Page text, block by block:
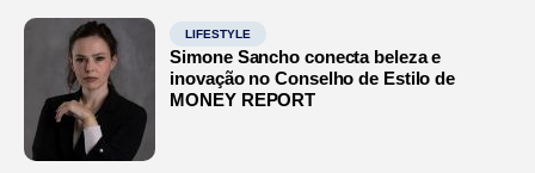
LIFESTYLE
Simone Sancho conecta beleza e
inovação no Conselho de Estilo de
MONEY REPORT